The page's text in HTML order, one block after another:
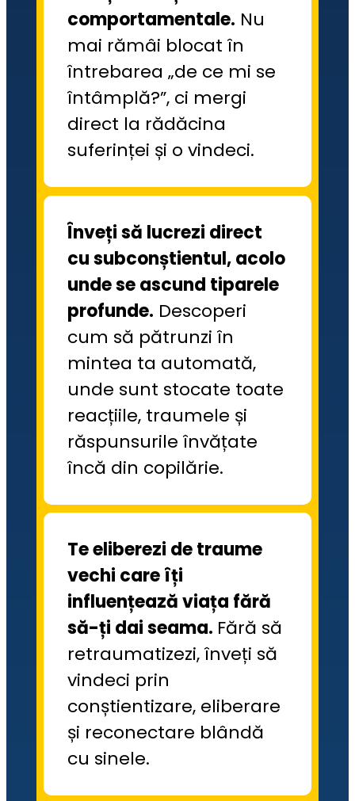
comportamentale. Nu
mai rămâi blocat în
întrebarea „de ce mi se
întâmplă?”, ci mergi
direct la rădăcina
suferinței și o vindeci.
Înveți să lucrezi direct
cu subconștientul, acolo
unde se ascund tiparele
profunde. Descoperi
cum să pătrunzi în
mintea ta automată,
unde sunt stocate toate
reacțiile, traumele și
răspunsurile învățate
încă din copilărie.
Te eliberezi de traume
vechi care îți
influențează viața fără
să-ți dai seama. Fără să
retraumatizezi, înveți să
vindeci prin
conștientizare, eliberare
și reconectare blândă
cu sinele.